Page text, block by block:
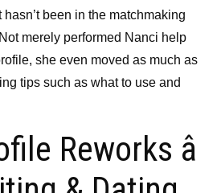
been in the matchmaking
merely performed Nanci help
she even moved as much as
tips such as what to use and
Reworks â